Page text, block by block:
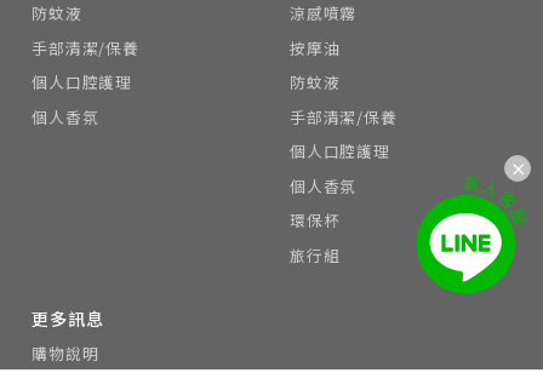
防蚊液
手部清潔/保養
個人口腔護理
個人香氛
涼感噴霧
按摩油
防蚊液
手部清潔/保養
個人口腔護理
個人香氛
環保杯
旅行組
更多訊息
購物說明